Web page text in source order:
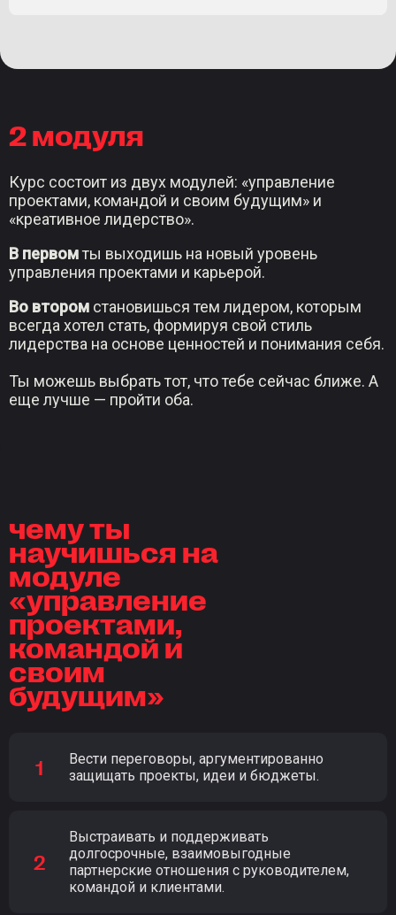
2 модуля
Курс состоит из двух модулей: «управление
проектами, командой и своим будущим» и
«креативное лидерство».
В первомты выходишь на новый уровень
управления проектами и карьерой.
Во втором становишься тем лидером, которым
всегда хотел стать, формируя свой стиль
лидерства на основе ценностей и понимания себя.
Ты можешь выбрать тот, что тебе сейчас ближе. А
еще лучше — пройти оба.
чему ты
научишься на
модуле
«управление
проектами,
командой и
своим
будущим»
Вести переговоры, аргументированно
защищать проекты, идеи и бюджеты.
Выстраивать и поддерживать
долгосрочные, взаимовыгодные
партнерские отношения с руководителем,
командой и клиентами.